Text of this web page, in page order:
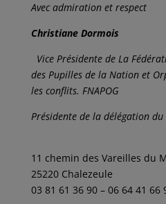
Avec admiration et respect
Christiane Dormois
Vice Présidente de La
des Pupilles de la Nation et
les conflits. FNAPOG
Présidente de la délégation du
11 chemin des Vareilles du
25220 Chalezeule
03 81 61 36 90 – 06 64 41 66